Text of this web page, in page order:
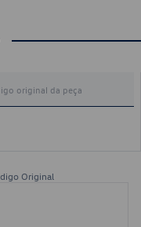
Original